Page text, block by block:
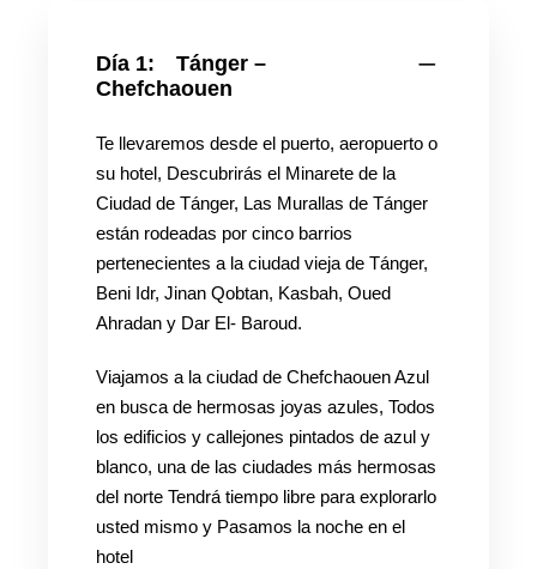
Día 1:
Tánger –
Chefchaouen
Te llevaremos desde el puerto, aeropuerto o
su hotel, Descubrirás el Minarete de la
Ciudad de Tánger, Las Murallas de Tánger
están rodeadas por cinco barrios
pertenecientes a la ciudad vieja de Tánger,
Beni Idr, Jinan Qobtan, Kasbah, Oued
Ahradan y Dar El- Baroud.
Viajamos a la ciudad de Chefchaouen Azul
en busca de hermosas joyas azules, Todos
los edificios y callejones pintados de azul y
blanco, una de las ciudades más hermosas
del norte Tendrá tiempo libre para explorarlo
usted mismo y Pasamos la noche en el
hotel